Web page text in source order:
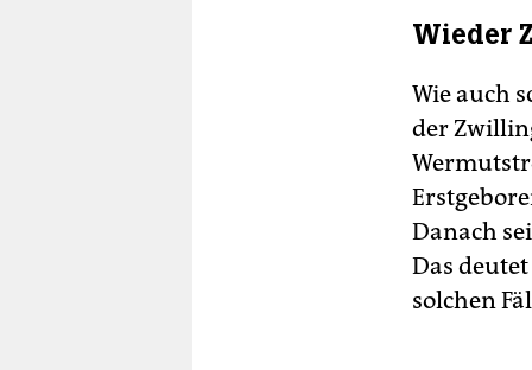
Wieder
Wie auch
der
Danach
Das
solchen